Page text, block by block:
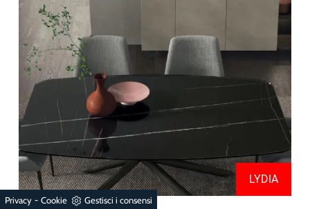
LYDIA
Privacy - Cookie Gestisci i consensi